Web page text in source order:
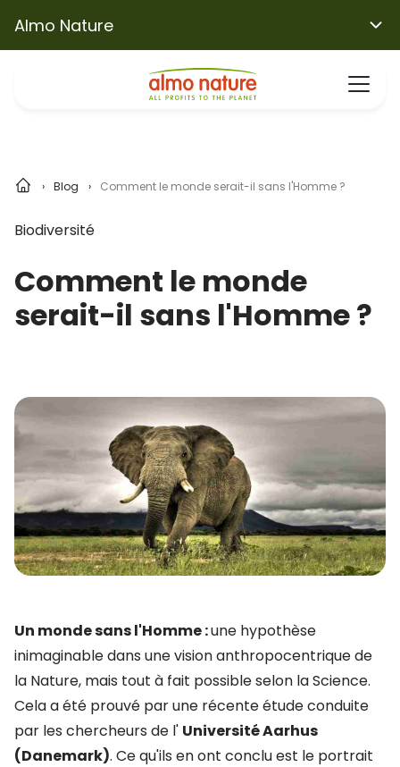
Almo Nature
Blog Comment le monde serait-il sans l'Homme ?
Biodiversité
Comment le monde
serait-il sans l'Homme ?
Un monde sans l'Homme :une hypothèse
inimaginable dans une vision anthropocentrique de
la Nature, mais tout à fait possible selon la Science.
Cela a été prouvé par une récente étude conduite
par les chercheurs de l' Université Aarhus
(Danemark). Ce qu'ils en ont conclu est le portrait